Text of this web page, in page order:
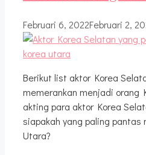
Februari 6, 2022Februari 2,
Berikut list aktor Korea
memerankan menjadi orang
akting para aktor Korea
siapakah yang paling pantas
Utara?